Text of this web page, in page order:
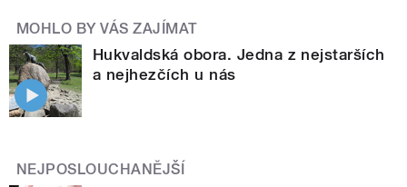
MOHLO BY VÁS ZAJÍMAT
Hukvaldská obora. Jedna z nejstarších
a nejhezčích u nás
NEJPOSLOUCHANĚJŠÍ